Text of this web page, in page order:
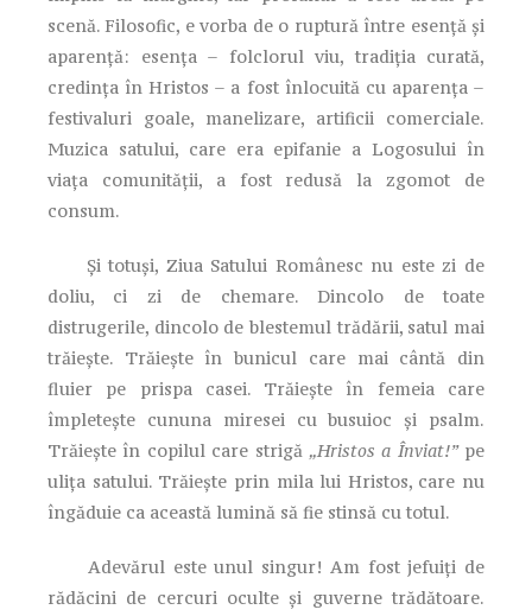
scenă. Filosofic, e vorba de o ruptură între esență și
aparență: esența – folclorul viu, tradiția curată,
credința în Hristos – a fost înlocuită cu aparența –
festivaluri goale, manelizare, artificii comerciale.
Muzica satului, care era epifanie a Logosului în
viața comunității, a fost redusă la zgomot de
consum.
Și totuși, Ziua Satului Românesc nu este zi de
doliu, ci zi de chemare. Dincolo de toate
distrugerile, dincolo de blestemul trădării, satul mai
trăiește. Trăiește în bunicul care mai cântă din
fluier pe prispa casei. Trăiește în femeia care
împletește cununa miresei cu busuioc și psalm.
Trăiește în copilul care strigă „Hristos a Înviat!”pe
ulița satului. Trăiește prin mila lui Hristos, care nu
îngăduie ca această lumină să fie stinsă cu totul.
Adevărul este unul singur! Am fost jefuiți de
rădăcini de cercuri oculte și guverne trădătoare.